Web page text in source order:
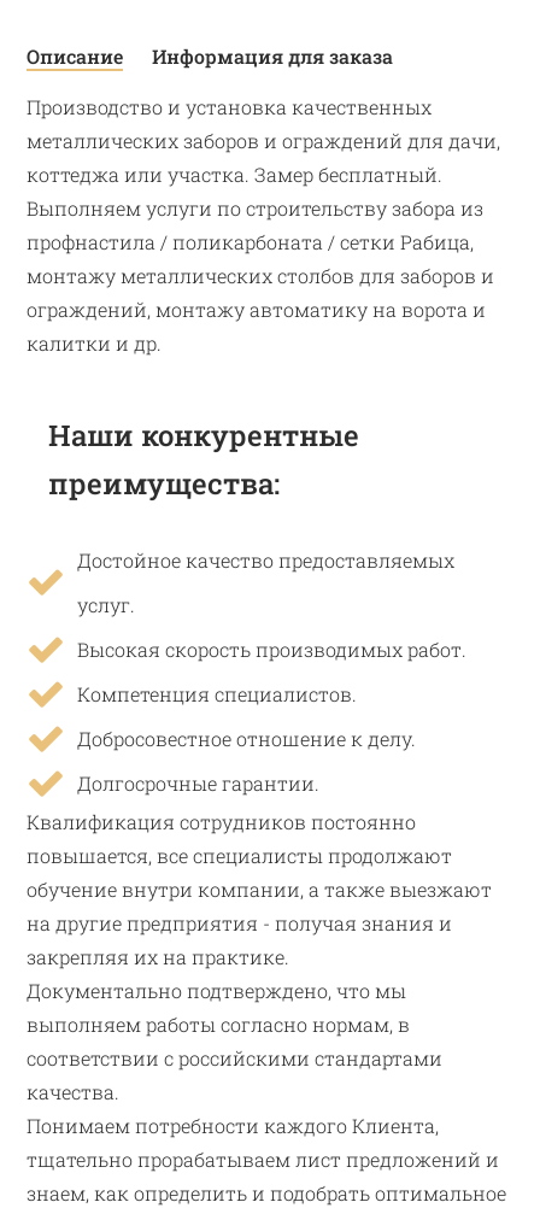
Описание
Информация для заказа
Производство и установка качественных
металлических заборов и ограждений для дачи,
коттеджа или участка. Замер бесплатный.
Выполняем услуги по строительству забора из
профнастила / поликарбоната / сетки Рабица,
монтажу металлических столбов для заборов и
ограждений, монтажу автоматику на ворота и
калитки и др.
Наши конкурентные
преимущества:
Достойное качество предоставляемых
услуг.
Высокая скорость производимых работ.
Компетенция специалистов.
Добросовестное отношение к делу.
Долгосрочные гарантии.
Квалификация сотрудников постоянно
повышается, все специалисты продолжают
обучение внутри компании, а также выезжают
на другие предприятия - получая знания и
закрепляя их на практике.
Документально подтверждено, что мы
выполняем работы согласно нормам, в
соответствии с российскими стандартами
качества.
Понимаем потребности каждого Клиента,
тщательно прорабатываем лист предложений и
знаем, как определить и подобрать оптимальное